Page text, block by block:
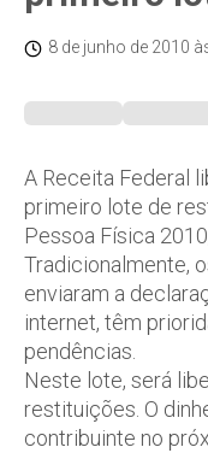
8 de junho de 2010
A Receita Federal
primeiro lote de
Pessoa Física
Tradicionalmente,
enviaram a
internet, têm
pendências.
Neste lote, será
restituições. O
contribuinte no